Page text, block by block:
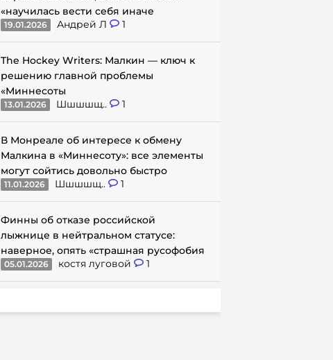
«научилась вести себя иначе
19.01.2026 Андрей Л 1
The Hockey Writers: Малкин — ключ к
решению главной проблемы
«Миннесоты
13.01.2026 Шшшшщ.. 1
В Монреале об интересе к обмену
Малкина в «Миннесоту»: все элементы
могут сойтись довольно быстро
11.01.2026 Шшшшщ.. 1
Финны об отказе российской
лыжнице в нейтральном статусе:
наверное, опять «страшная русофобия
05.01.2026 костя луговой 1